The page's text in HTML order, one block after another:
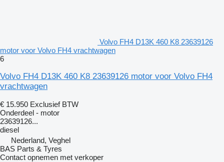
Volvo FH4 D13K 460 K8 23639126
motor voor Volvo FH4 vrachtwagen
6
Volvo FH4 D13K 460 K8 23639126 motor voor Volvo FH4
vrachtwagen
€ 15.950 Exclusief BTW
Onderdeel - motor
23639126...
diesel
Nederland, Veghel
BAS Parts & Tyres
Contact opnemen met verkoper